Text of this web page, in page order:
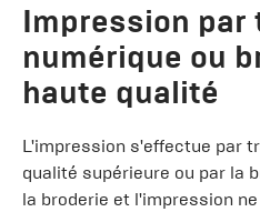
Impression
numérique ou
haute qualité
L'impression s'effectue par
qualité supérieure ou par la
la broderie et l'impression